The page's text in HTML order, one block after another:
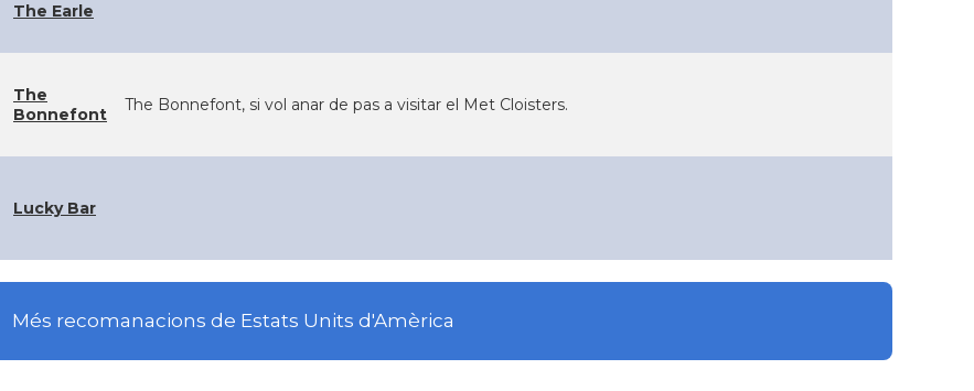
The Earle
The
Bonnefont
The Bonnefont, si vol anar de pas a visitar el Met Cloisters.
Lucky Bar
Més recomanacions de Estats Units d'Amèrica